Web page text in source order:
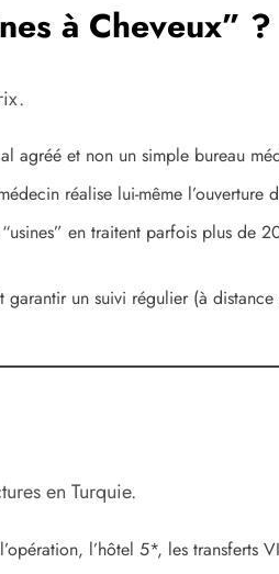
à Cheveux” ?
agréé et non un simple bureau
réalise lui-même l’ouverture
en traitent parfois plus de
un suivi régulier (à
en Turquie.
l’hôtel 5*, les transferts